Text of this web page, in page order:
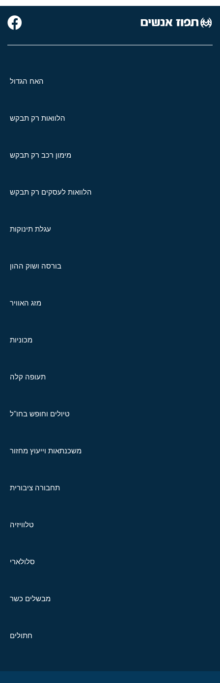
האח הגדול
הלוואות רק תבקש
מימון רכב רק תבקש
הלוואות לעסקים רק תבקש
עגלת תינוקות
בורסה ושוק ההון
מזג האוויר
מכוניות
תעופה קלה
טיולים וחופש בחו"ל
משכנתאות וייעוץ מחזור
תחבורה ציבורית
טלוויזיה
סלולארי
מבשלים כשר
חתולים